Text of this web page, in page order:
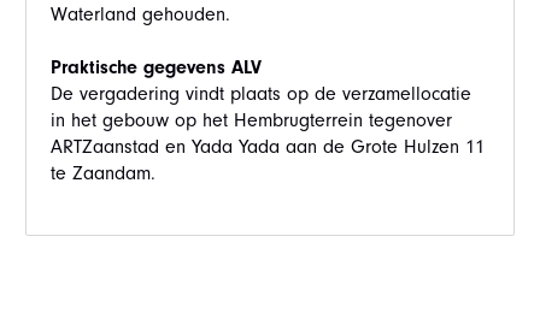
Waterland gehouden.
Praktische gegevens ALV
De vergadering vindt plaats op de verzamellocatie
in het gebouw op het Hembrugterrein tegenover
ARTZaanstad en Yada Yada aan de Grote Hulzen 11
te Zaandam.